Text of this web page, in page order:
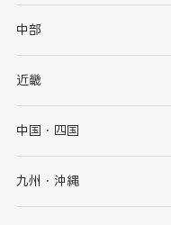
岩手県
秋田県
茨城県
群馬県
千葉県
中部
新潟県
石川県
山梨県
近畿
大阪府
京都府
中国・四国
鳥取県
九州・沖縄